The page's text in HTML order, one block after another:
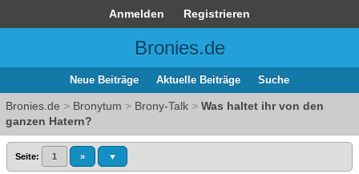
Anmelden Registrieren
Bronies.de
Neue Beiträge Aktuelle Beiträge Suche
Bronies.de > Bronytum > Brony-Talk > Was haltet ihr von den
ganzen Hatern?
Seite: 1 » ▼